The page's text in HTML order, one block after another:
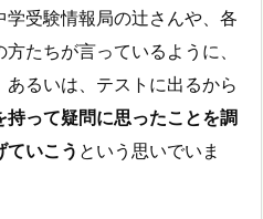
受験情報局の辻さんや、各
たちが言っているように、
るいは、テストに出るから
持って疑問に思ったことを調
ていこう という思いでいま